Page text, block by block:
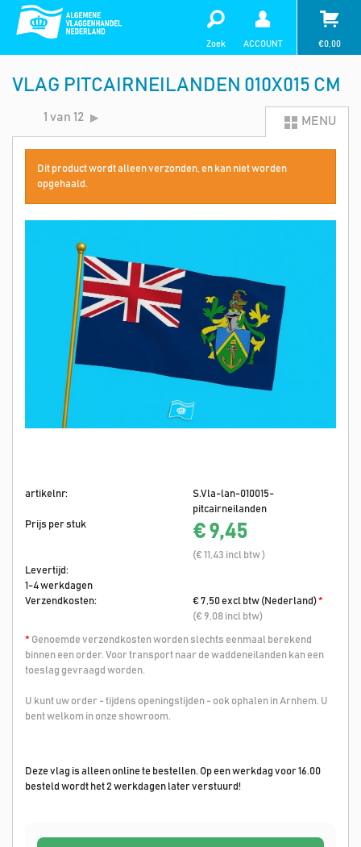
Zoek ACCOUNT €0,00
VLAG PITCAIRNEILANDEN 010X015 CM
1 van 12 MENU
Dit product wordt alleen verzonden, en kan niet worden
opgehaald.
artikelnr:
S.Vla-lan-010015-
pitcairneilanden
Prijs per stuk
€ 9,45
(€ 11,43 incl btw )
Levertijd:
1-4 werkdagen
Verzendkosten:
€ 7,50 excl btw (Nederland)*
(€ 9,08 incl btw)
* Genoemde verzendkosten worden slechts eenmaal berekend
binnen een order. Voor transport naar de waddeneilanden kan een
toeslag gevraagd worden.
U kunt uw order - tijdens openingstijden - ook ophalen in Arnhem. U
bent welkom in onze showroom.
Deze vlag is alleen online te bestellen. Op een werkdag voor 16.00
besteld wordt het 2 werkdagen later verstuurd!